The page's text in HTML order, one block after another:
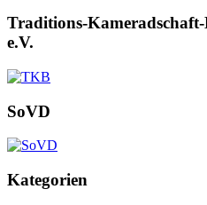
Traditions-
e.V.
SoVD
Kategorien